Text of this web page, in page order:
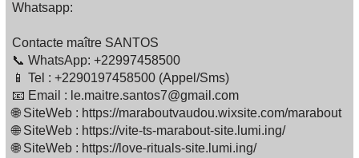
Whatsapp:
Contacte maître SANTOS
📞 WhatsApp: +22997458500
📱 Tel : +2290197458500 (Appel/Sms)
📧 Email : le.maitre.santos7@gmail.com
🌐 SiteWeb : https://maraboutvaudou.wixsite.com/marabout
🌐 SiteWeb : https://vite-ts-marabout-site.lumi.ing/
🌐 SiteWeb : https://love-rituals-site.lumi.ing/